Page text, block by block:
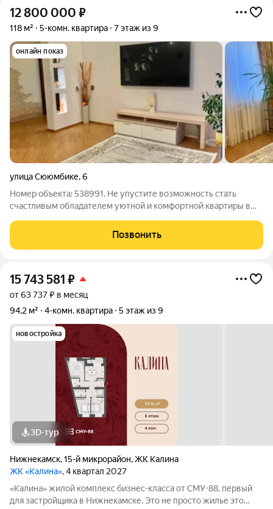
12 800 000 ₽
118 м² 5-комн. квартира 7 этаж из 9
онлайн показ
улица Сююмбике,6
Номер объекта: 538991. Не упустите возможность стать
счастливым обладателем уютной и комфортной квартиры в
комнатная квартира на 7 этаже 9-этажного дома. Общая
площадь квартиры составляет 119
Позвонить
15 743 581 ₽
от 63 737 ₽ в месяц
94,2 м²
4-комн. квартира 5 этаж из 9
новостройка
3D-тур
Нижнекамск,15-й микрорайон,ЖК Калина
ЖК «Калина», 4 квартал 2027
«Калина» жилой комплекс бизнес-класса от СМУ-88, первый
для застройщика в Нижнекамске. Это не просто жилье это